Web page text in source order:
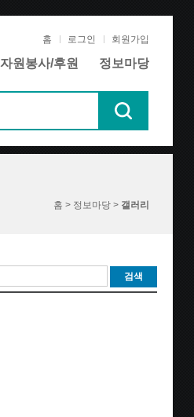
홈 로그인 회원가입
자원봉사/후원 정보마당
홈 > 정보마당 > 갤러리
검색